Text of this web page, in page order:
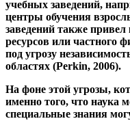
широких слоев
институтом
университетов,
учебных заведений,
центры обучения
заведений также привел
под угрозу
областях (Perkin, 2006).